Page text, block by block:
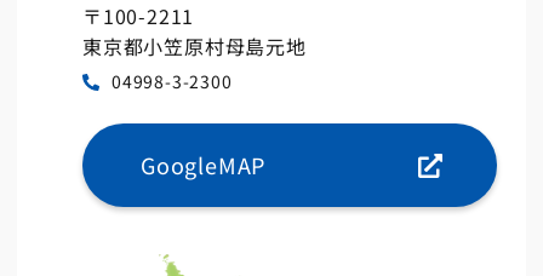
〒100-2211
東京都小笠原村母島元地
04998-3-2300
GoogleMAP